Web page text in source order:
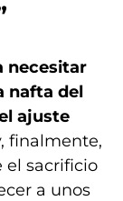
necesitar
nafta del
ajuste
finalmente,
el sacrificio
a unos